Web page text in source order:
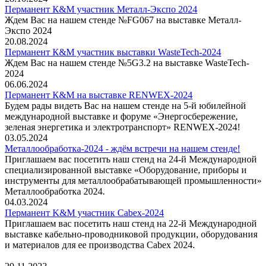
Перманент К&М участник Металл-Экспо 2024
Ждем Вас на нашем стенде №FG067 на выставке Металл-
Экспо 2024
20.08.2024
Перманент К&М участник выставки WasteTech-2024
Ждем Вас на нашем стенде №5G3.2 на выставке WasteTech-
2024
06.06.2024
Перманент К&М на выставке RENWEX-2024
Будем рады видеть Вас на нашем стенде на 5-й юбилейной
международной выставке и форуме «Энергосбережение,
зеленая энергетика и электротранспорт» RENWEX-2024!
03.05.2024
Металлообработка-2024 - ждём встречи на нашем стенде!
Приглашаем вас посетить наш стенд на 24-й Международной
специализированной выставке «Оборудование, приборы и
инструменты для металлообрабатывающей промышленности»
Металлообработка 2024.
04.03.2024
Перманент K&M участник Cabex-2024
Приглашаем вас посетить наш стенд на 22-й Международной
выставке кабельно-проводниковой продукции, оборудования
и материалов для ее производства Cabex 2024.